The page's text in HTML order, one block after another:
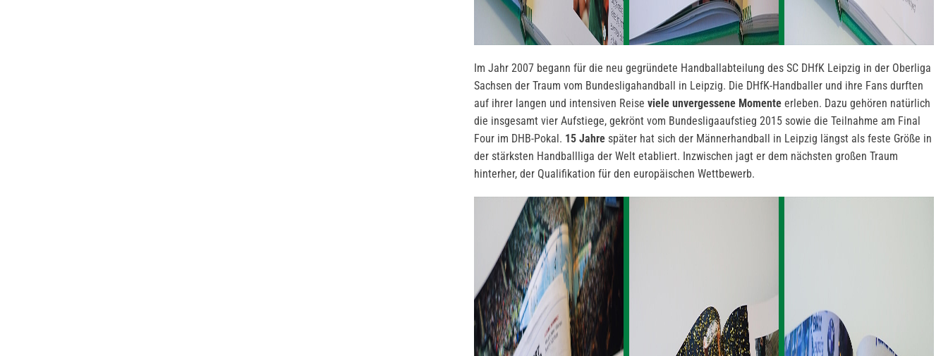
Im Jahr 2007 begann für die neu gegründete Handballabteilung des SC DHfK Leipzig in der Oberliga
Sachsen der Traum vom Bundesligahandball in Leipzig. Die DHfK-Handballer und ihre Fans durften
auf ihrer langen und intensiven Reise viele unvergessene Momente erleben. Dazu gehören natürlich
die insgesamt vier Aufstiege, gekrönt vom Bundesligaaufstieg 2015 sowie die Teilnahme am Final
Four im DHB-Pokal. 15 Jahre später hat sich der Männerhandball in Leipzig längst als feste Größe in
der stärksten Handballliga der Welt etabliert. Inzwischen jagt er dem nächsten großen Traum
hinterher, der Qualifikation für den europäischen Wettbewerb.